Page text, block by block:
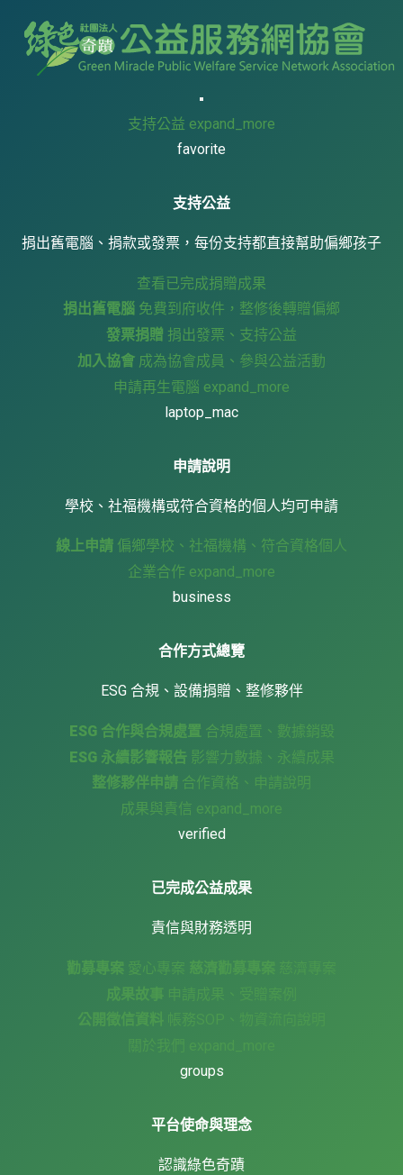
支持公益 expand_more
favorite
支持公益
捐出舊電腦、捐款或發票，每份支持都直接幫助偏鄉孩子
查看已完成捐贈成果
捐出舊電腦 免費到府收件，整修後轉贈偏鄉
發票捐贈 捐出發票、支持公益
加入協會 成為協會成員、參與公益活動
申請再生電腦 expand_more
laptop_mac
申請說明
學校、社福機構或符合資格的個人均可申請
線上申請 偏鄉學校、社福機構、符合資格個人
企業合作 expand_more
business
合作方式總覽
ESG 合規、設備捐贈、整修夥伴
ESG 合作與合規處置 合規處置、數據銷毀
ESG 永續影響報告 影響力數據、永續成果
整修夥伴申請 合作資格、申請說明
成果與責信 expand_more
verified
已完成公益成果
責信與財務透明
勸募專案 愛心專案 慈濟勸募專案
成果故事 申請成果、受贈案例
公開徵信資料
groups
平台使命與理念
認識綠色奇蹟